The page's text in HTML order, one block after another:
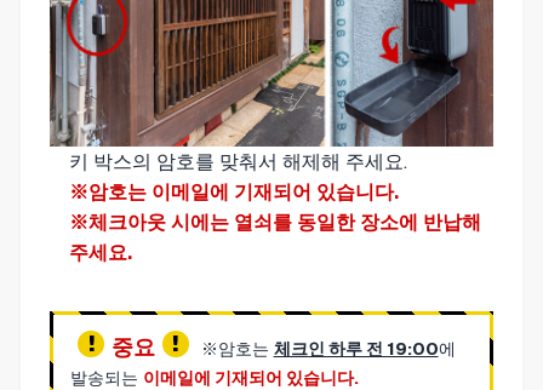
키 박스의 암호를 맞춰서 해제해 주세요.
※암호는 이메일에 기재되어 있습니다.
※체크아웃 시에는 열쇠를 동일한 장소에 반납해
주세요.
중요 ※암호는 체크인 하루 전 19:00에
발송되는 이메일에 기재되어 있습니다.